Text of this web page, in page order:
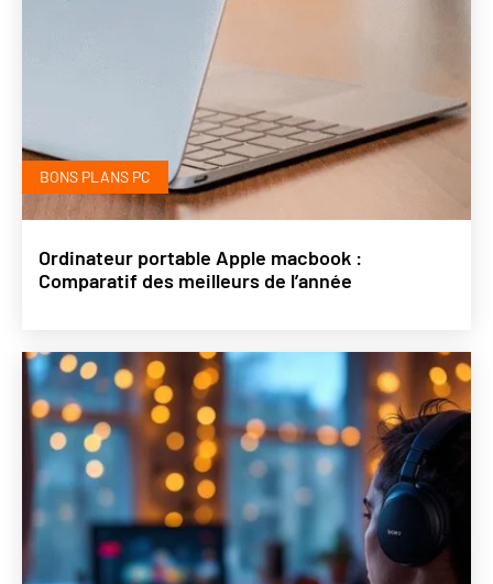
BONS PLANS PC
Ordinateur portable Apple macbook :
Comparatif des meilleurs de l’année